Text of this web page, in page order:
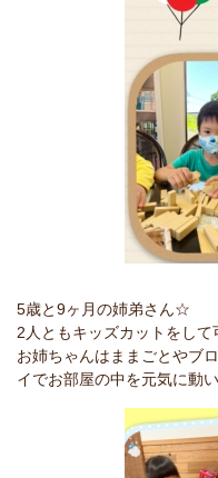
5歳と9ヶ月の姉弟さん☆
2人ともキッズカットをし
お姉ちゃんはままごとやブ
イでお部屋の中を元気に動